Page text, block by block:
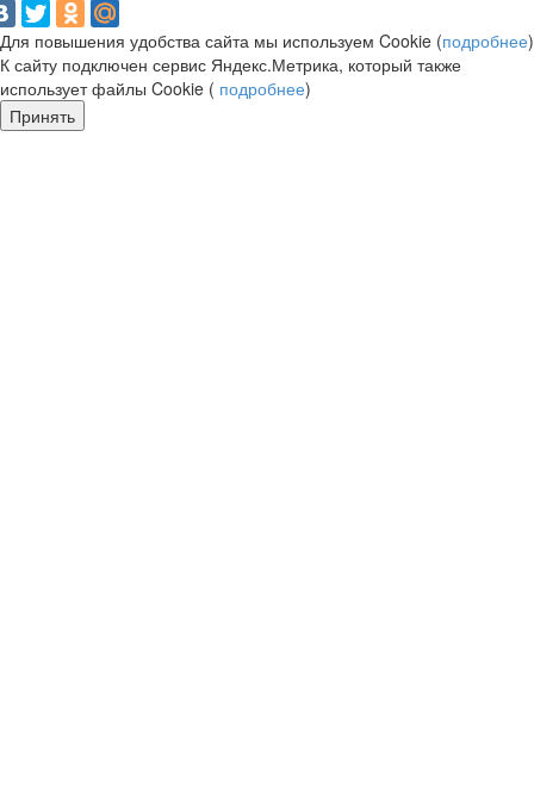
Для повышения удобства сайта мы используем Cookie (подробнее)
К сайту подключен сервис Яндекс.Метрика, который также
использует файлы Cookie ( подробнее)
Принять